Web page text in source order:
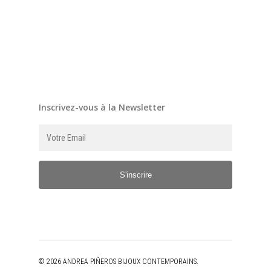
Inscrivez-vous à la Newsletter
S'inscrire
© 2026 ANDREA PIÑEROS BIJOUX CONTEMPORAINS.